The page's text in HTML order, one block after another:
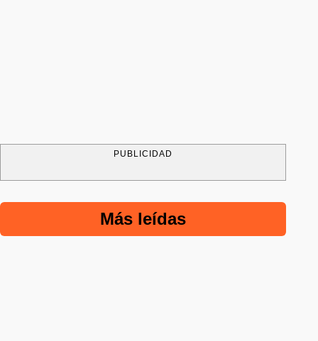
PUBLICIDAD
Más leídas